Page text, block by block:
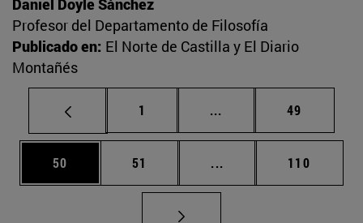
Daniel Doyle Sánchez
Profesor del Departamento de Filosofía
Publicado en: El Norte de Castilla y El Diario
Montañés
Página
1 ... Páginas intermedias
Página
49
Página
50 Página
51 ... Páginas intermedias
Página
110